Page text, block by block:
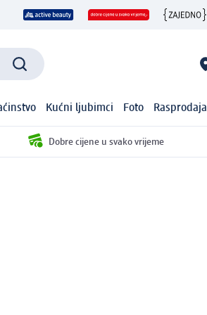
Kućni ljubimci Foto Rasprodaja
Dobre cijene u svako vrijeme